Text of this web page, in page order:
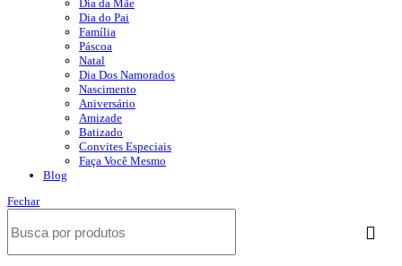
Dia da Mãe
Dia do Pai
Família
Páscoa
Natal
Dia Dos Namorados
Nascimento
Aniversário
Amizade
Batizado
Convites Especiais
Faça Você Mesmo
Blog
Fechar